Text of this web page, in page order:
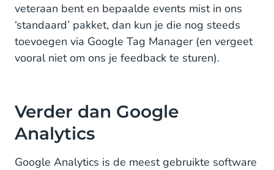
veteraan bent en bepaalde events mist in ons
‘standaard’ pakket, dan kun je die nog steeds
toevoegen via Google Tag Manager (en vergeet
vooral niet om ons je feedback te sturen).
Verder dan Google
Analytics
Google Analytics is de meest gebruikte software